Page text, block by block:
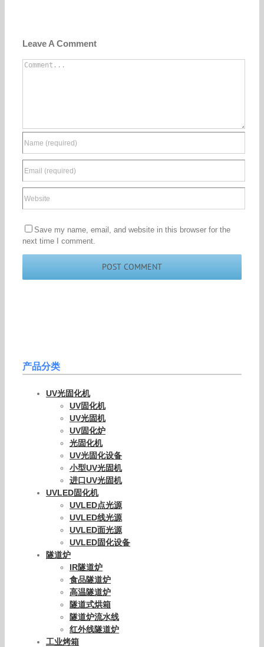
Leave A Comment
Comment
Save my name, email, and website in this browser for the
next time I comment.
产品分类
UV光固化机
UV固化机
UV光固机
UV固化炉
光固化机
UV光固化设备
小型UV光固机
进口UV光固机
UVLED固化机
UVLED点光源
UVLED线光源
UVLED面光源
UVLED固化设备
隧道炉
IR隧道炉
食品隧道炉
高温隧道炉
隧道式烘箱
隧道炉流水线
红外线隧道炉
工业烤箱